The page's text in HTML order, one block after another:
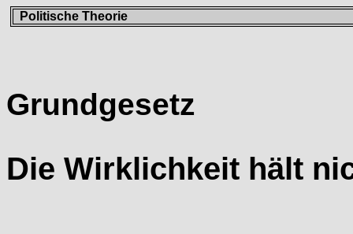
Politische Theorie
Grundgesetz
Die Wirklichkeit hält